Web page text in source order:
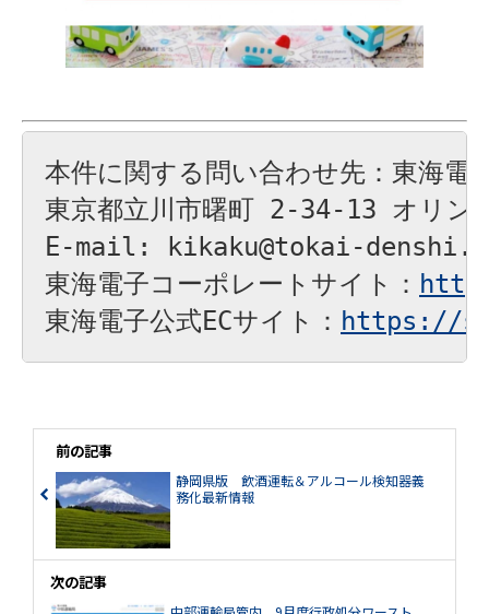
本件に関する問い合わせ先：東海電
東京都立川市曙町 2-34-13 オリン
E-mail: kikaku@tokai-
東海電子コーポレートサイト：
東海電子公式ECサイト： https://
前の記事
静岡県版 飲酒運転＆アルコール検知器義
務化最新情報
次の記事